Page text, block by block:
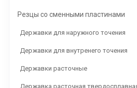
Резцы со сменными пластинами
Державки для наружного точения
Державки для внутренего точения
Державки расточные
Державка расточная